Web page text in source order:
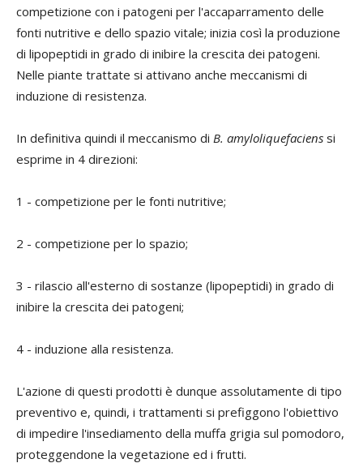
competizione con i patogeni per l'accaparramento delle
fonti nutritive e dello spazio vitale; inizia così la produzione
di lipopeptidi in grado di inibire la crescita dei patogeni.
Nelle piante trattate si attivano anche meccanismi di
induzione di resistenza.
In definitiva quindi il meccanismo di B. amyloliquefaciens si
esprime in 4 direzioni:
1 - competizione per le fonti nutritive;
2 - competizione per lo spazio;
3 - rilascio all'esterno di sostanze (lipopeptidi) in grado di
inibire la crescita dei patogeni;
4 - induzione alla resistenza.
L'azione di questi prodotti è dunque assolutamente di tipo
preventivo e, quindi, i trattamenti si prefiggono l'obiettivo
di impedire l'insediamento della muffa grigia sul pomodoro,
proteggendone la vegetazione ed i frutti.